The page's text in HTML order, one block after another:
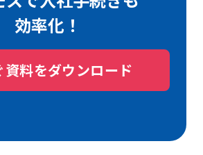
効率化！
資料をダウンロード